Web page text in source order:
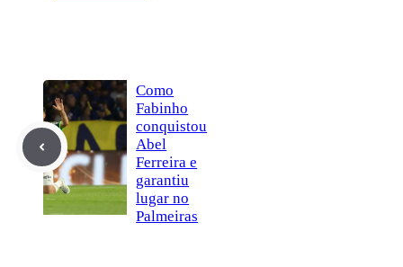
Como
Fabinho
conquistou
Abel
Ferreira e
garantiu
lugar no
Palmeiras